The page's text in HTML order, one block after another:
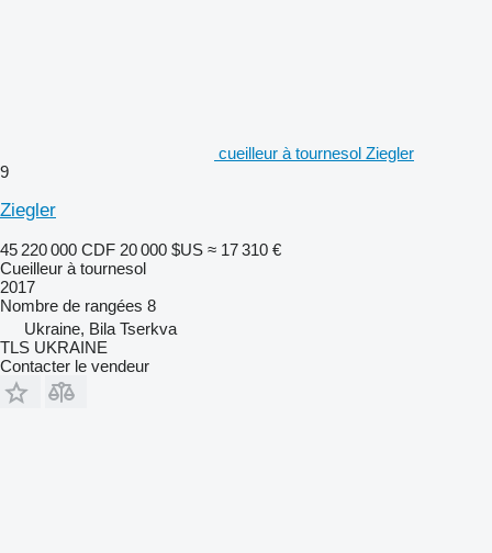
cueilleur à tournesol Ziegler
9
Ziegler
45 220 000 CDF 20 000 $US ≈ 17 310 €
Cueilleur à tournesol
2017
Nombre de rangées 8
Ukraine, Bila Tserkva
TLS UKRAINE
Contacter le vendeur